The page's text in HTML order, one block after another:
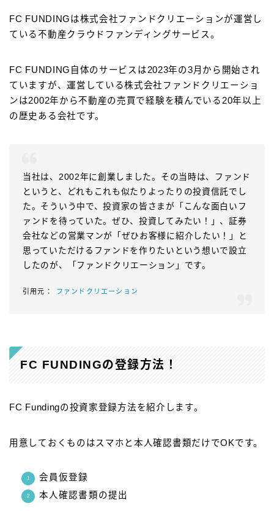
FC FUNDINGは株式会社ファンドクリエーションが運営し
ている不動産クラウドファンディングサービス。
FC FUNDING自体のサービスは2023年の3月から開始され
ていますが、運営している株式会社ファンドクリエーショ
ンは2002年から不動産の売買で経験を積んでいる20年以上
の歴史ある会社です。
当社は、2002年に創業しました。その当時は、ファンド
というと、どれもこれも似たりよったりの投資信託でし
た。そういう中で、投資家の皆さまが「こんな面白いフ
ァンドを待っていた。ぜひ、投資してみたい！」、証券
会社などの営業マンが「ぜひお客様に紹介したい！」と
思っていただけるファンドを作りたいという想いで設立
したのが、「ファンドクリエーション」です。
ファンドクリエーション
FC FUNDINGの登録方法！
FC Fundingの投資家登録方法を紹介します。
用意しておくものはスマホと本人確認書類だけでOKです。
会員仮登録
本人確認書類の提出